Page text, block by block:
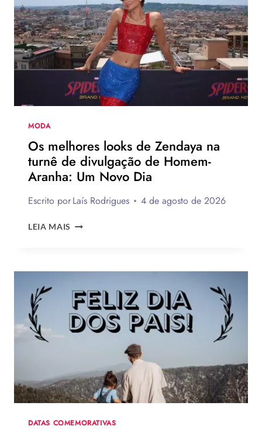
DA
LEVI’S
AO
LADO
DE
JOGADOR
DA
NBA
MODA
Os melhores looks de Zendaya na
turnê de divulgação de Homem-
Aranha: Um Novo Dia
Escrito porLaís Rodrigues 4 de agosto de 2026
LEIA MAIS OS
ZENDAYA
TURNÊ
DE
DIVULGAÇÃO
DE
UM
NOVO
DIA
DATAS COMEMORATIVAS